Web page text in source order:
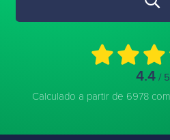
4.4 / 5
Calculado a partir de 6978